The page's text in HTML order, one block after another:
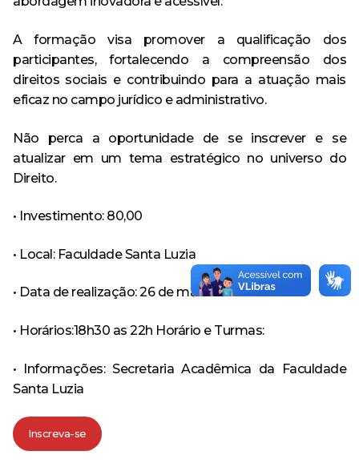
A formação visa promover a qualificação dos
participantes, fortalecendo a compreensão dos
direitos sociais e contribuindo para a atuação mais
eficaz no campo jurídico e administrativo.
Não perca a oportunidade de se inscrever e se
atualizar em um tema estratégico no universo do
Direito.
• Investimento: 80,00
• Local: Faculdade Santa Luzia
• Data de realização: 26 de maio de 2025.
• Horários:18h30 as 22h Horário e Turmas:
• Informações: Secretaria Acadêmica da Faculdade
Santa Luzia
Inscreva-se